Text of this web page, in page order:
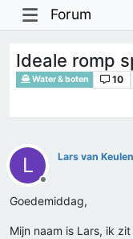
Forum
Ideale romp
Water & boten 10
L
Offline
Lars van Keulen
Goedemiddag,
Mijn naam is Lars, ik